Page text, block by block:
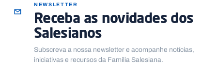
NEWSLETTER
Receba as novidades dos
Salesianos
Subscreva a nossa newsletter e acompanhe notícias,
iniciativas e recursos da Família Salesiana.